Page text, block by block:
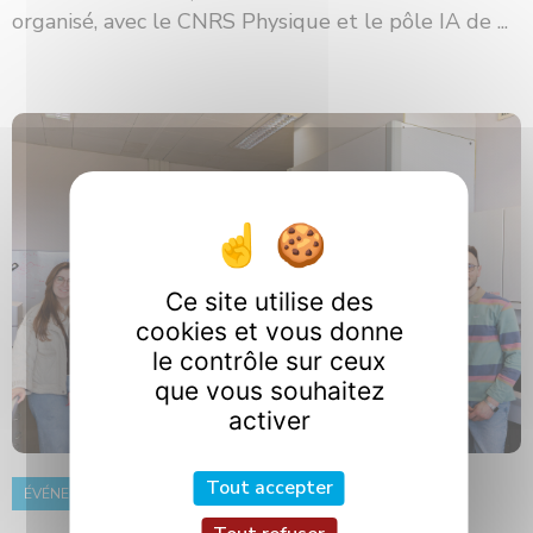
organisé, avec le CNRS Physique et le pôle IA de ...
ÉVÉNEMENT 8 juin 2026
Ce site utilise des
cookies et vous donne
le contrôle sur ceux
que vous souhaitez
activer
Tout accepter